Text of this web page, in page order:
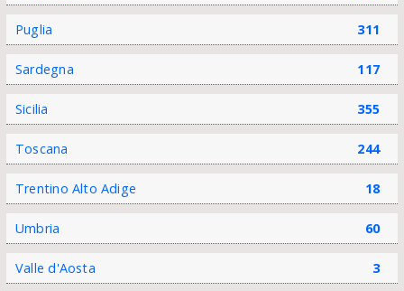
Puglia 311
Sardegna 117
Sicilia 355
Toscana 244
Trentino Alto Adige 18
Umbria 60
Valle d'Aosta 3